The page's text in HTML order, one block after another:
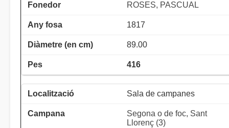
ROSES, PASCUAL
1817
89.00
416
Sala de campanes
Segona o de foc, Sant
Llorenç (3)